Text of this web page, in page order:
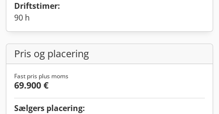
Driftstimer:
90 h
Pris og placering
Fast pris plus moms
69.900 €
Sælgers placering: